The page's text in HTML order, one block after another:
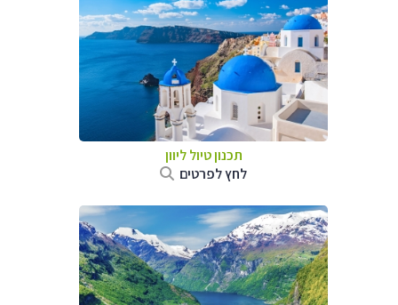
תכנון טיול ליוון
לחץ לפרטים